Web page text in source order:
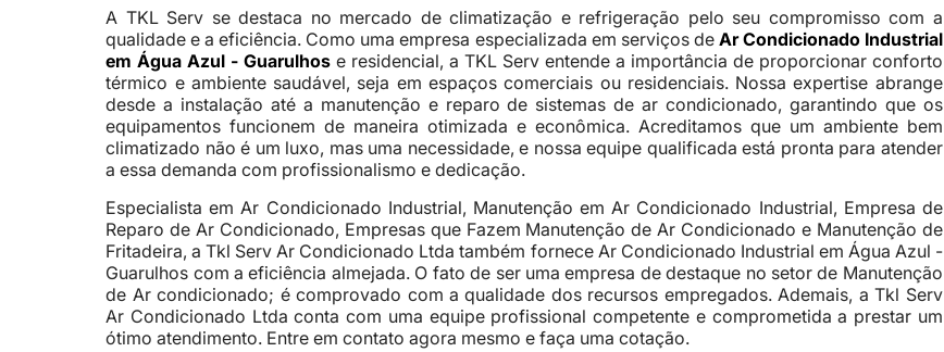
A TKL Serv se destaca no mercado de climatização e refrigeração pelo seu compromisso com a
qualidade e a eficiência. Como uma empresa especializada em serviços de Ar Condicionado Industrial
em Água Azul - Guarulhos e residencial, a TKL Serv entende a importância de proporcionar conforto
térmico e ambiente saudável, seja em espaços comerciais ou residenciais. Nossa expertise abrange
desde a instalação até a manutenção e reparo de sistemas de ar condicionado, garantindo que os
equipamentos funcionem de maneira otimizada e econômica. Acreditamos que um ambiente bem
climatizado não é um luxo, mas uma necessidade, e nossa equipe qualificada está pronta para atender
a essa demanda com profissionalismo e dedicação.
Especialista em Ar Condicionado Industrial, Manutenção em Ar Condicionado Industrial, Empresa de
Reparo de Ar Condicionado, Empresas que Fazem Manutenção de Ar Condicionado e Manutenção de
Fritadeira, a Tkl Serv Ar Condicionado Ltda também fornece Ar Condicionado Industrial em Água Azul -
Guarulhos com a eficiência almejada. O fato de ser uma empresa de destaque no setor de Manutenção
de Ar condicionado; é comprovado com a qualidade dos recursos empregados. Ademais, a Tkl Serv
Ar Condicionado Ltda conta com uma equipe profissional competente e comprometida a prestar um
ótimo atendimento. Entre em contato agora mesmo e faça uma cotação.